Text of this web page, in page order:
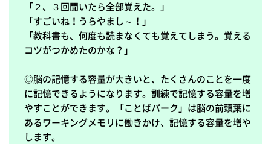
「２、３回聞いたら全部覚えた。」
「すごいね！うらやまし～！」
「教科書も、何度も読まなくても覚えてしまう。覚える
コツがつかめたのかな？」
◎脳の記憶する容量が大きいと、たくさんのことを一度
に記憶できるようになります。訓練で記憶する容量を増
やすことができます。「ことばパーク」は脳の前頭葉に
あるワーキングメモリに働きかけ、記憶する容量を増や
します。